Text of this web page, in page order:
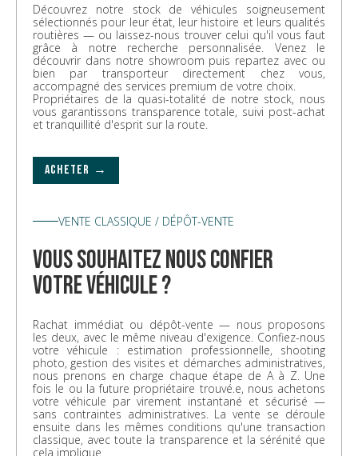
Découvrez notre stock de véhicules soigneusement
sélectionnés pour leur état, leur histoire et leurs qualités
routières — ou laissez-nous trouver celui qu'il vous faut
grâce à notre recherche personnalisée. Venez le
découvrir dans notre showroom puis repartez avec ou
bien par transporteur directement chez vous,
accompagné des services premium de votre choix.
Propriétaires de la quasi-totalité de notre stock, nous
vous garantissons transparence totale, suivi post-achat
et tranquillité d'esprit sur la route.
ACHETER →
VENTE CLASSIQUE / DÉPÔT-VENTE
vous souhaitez nous confier
votre véhicule ?
Rachat immédiat ou dépôt-vente — nous proposons
les deux, avec le même niveau d'exigence. Confiez-nous
votre véhicule : estimation professionnelle, shooting
photo, gestion des visites et démarches administratives,
nous prenons en charge chaque étape de A à Z. Une
fois le ou la future propriétaire trouvé.e, nous achetons
votre véhicule par virement instantané et sécurisé —
sans contraintes administratives. La vente se déroule
ensuite dans les mêmes conditions qu'une transaction
classique, avec toute la transparence et la sérénité que
cela implique.